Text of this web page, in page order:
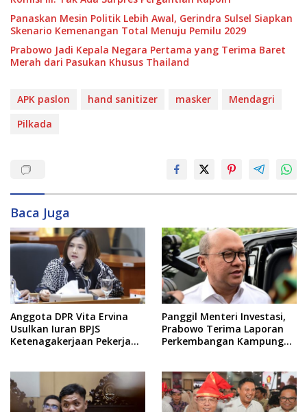
Panaskan Mesin Politik Lebih Awal, Gerindra Sulsel Siapkan
Skenario Kemenangan Total Menuju Pemilu 2029
Prabowo Jadi Kepala Negara Pertama yang Terima Baret
Merah dari Pasukan Khusus Thailand
APK paslon hand sanitizer masker
Mendagri
Pilkada
Baca Juga
Anggota DPR Vita Ervina
Usulkan Iuran BPJS
Ketenagakerjaan Pekerja
Panggil Menteri Investasi,
Prabowo Terima Laporan
Perkembangan Kampung